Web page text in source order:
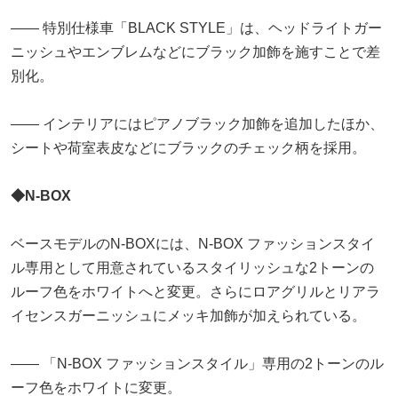
―― 特別仕様車「BLACK STYLE」は、ヘッドライトガー
ニッシュやエンブレムなどにブラック加飾を施すことで差
別化。
―― インテリアにはピアノブラック加飾を追加したほか、
シートや荷室表皮などにブラックのチェック柄を採用。
◆N-BOX
ベースモデルのN-BOXには、N-BOX ファッションスタイ
ル専用として用意されているスタイリッシュな2トーンの
ルーフ色をホワイトへと変更。さらにロアグリルとリアラ
イセンスガーニッシュにメッキ加飾が加えられている。
―― 「N-BOX ファッションスタイル」専用の2トーンのル
ーフ色をホワイトに変更。